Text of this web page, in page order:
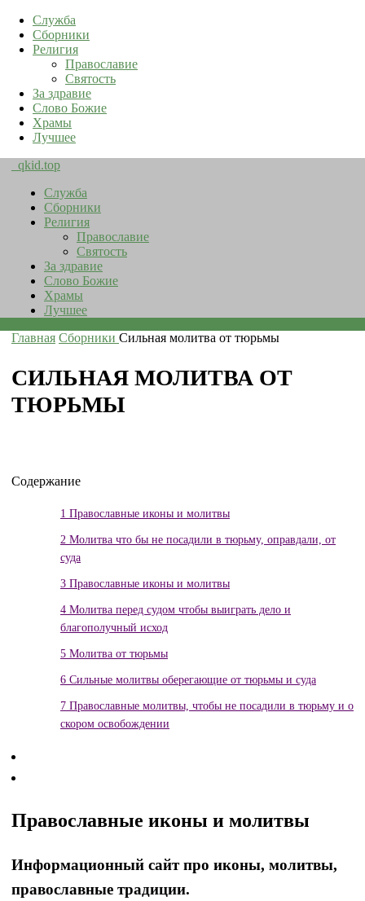
Служба
Сборники
Религия
Православие
Святость
За здравие
Слово Божие
Храмы
Лучшее
qkid.top
Служба
Сборники
Религия
Православие
Святость
За здравие
Слово Божие
Храмы
Лучшее
Главная Сборники Сильная молитва от тюрьмы
СИЛЬНАЯ МОЛИТВА ОТ
ТЮРЬМЫ
Содержание
1 Православные иконы и молитвы
2 Молитва что бы не посадили в тюрьму, оправдали, от
суда
3 Православные иконы и молитвы
4 Молитва перед судом чтобы выиграть дело и
благополучный исход
5 Молитва от тюрьмы
6 Сильные молитвы оберегающие от тюрьмы и суда
7 Православные молитвы, чтобы не посадили в тюрьму и о
скором освобождении
Православные иконы и молитвы
Информационный сайт про иконы, молитвы,
православные традиции.